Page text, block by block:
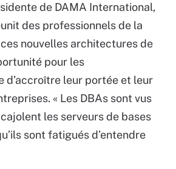
de DAMA International,
des professionnels de la
nouvelles architectures de
pour les
d’accroître leur portée et leur
« Les DBAs sont vus
les serveurs de bases
sont fatigués d’entendre